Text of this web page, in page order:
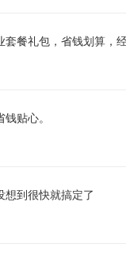
餐礼包，省钱划算，
贴心。
想到很快就搞定了